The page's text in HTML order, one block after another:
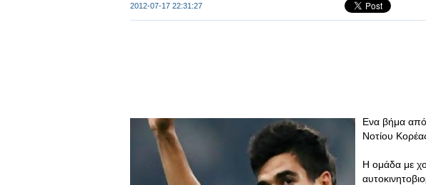
2012-07-17 22:31:27
Ενα βήμα από
Νοτίου
Η ομάδα με